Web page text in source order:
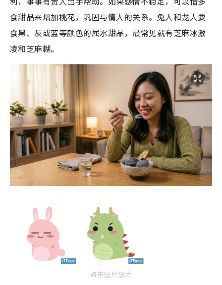
食甜品来增加桃花，巩固与情人的关系。兔人和龙人要
食黑、灰或蓝等颜色的属水甜品，最常见就有芝麻冰激
凌和芝麻糊。
点击图片放大